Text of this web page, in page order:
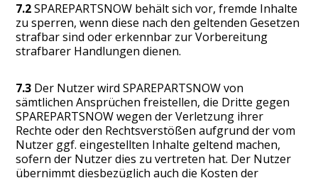
7.2SPAREPARTSNOW behält sich vor, fremde Inhalte
zu sperren, wenn diese nach den geltenden Gesetzen
strafbar sind oder erkennbar zur Vorbereitung
strafbarer Handlungen dienen.
7.3 Der Nutzer wird SPAREPARTSNOW von
sämtlichen Ansprüchen freistellen, die Dritte gegen
SPAREPARTSNOW wegen der Verletzung ihrer
Rechte oder den Rechtsverstößen aufgrund der vom
Nutzer ggf. eingestellten Inhalte geltend machen,
sofern der Nutzer dies zu vertreten hat. Der Nutzer
übernimmt diesbezüglich auch die Kosten der